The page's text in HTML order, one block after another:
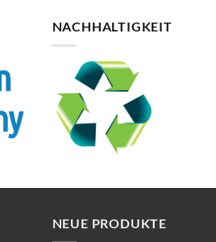
NACHHALTIGKEIT
NEUE PRODUKTE